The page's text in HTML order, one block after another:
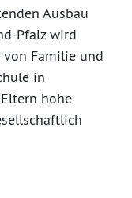
Ausbau
Pfalz wird
von Familie und
in
hohe